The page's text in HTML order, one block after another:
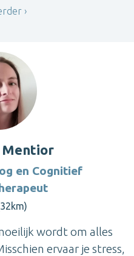
en Cognitief
wordt om alles
ervaar je stress,